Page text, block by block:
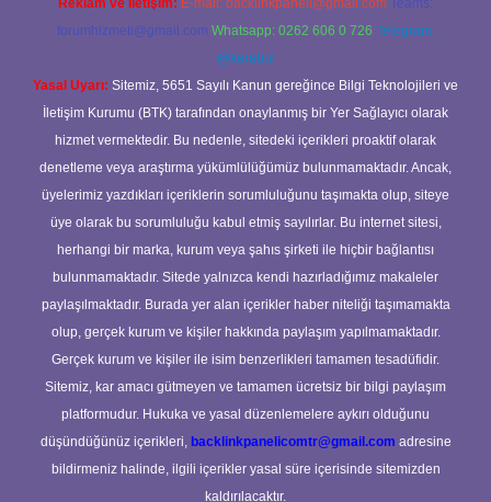
Reklam ve İletişim: E-mail: backlinkpaneli@gmail.com Teams:
forumhizmeti@gmail.com Whatsapp: 0262 606 0 726 Telegram:
@karabul
Yasal Uyarı: Sitemiz, 5651 Sayılı Kanun gereğince Bilgi Teknolojileri ve
İletişim Kurumu (BTK) tarafından onaylanmış bir Yer Sağlayıcı olarak
hizmet vermektedir. Bu nedenle, sitedeki içerikleri proaktif olarak
denetleme veya araştırma yükümlülüğümüz bulunmamaktadır. Ancak,
üyelerimiz yazdıkları içeriklerin sorumluluğunu taşımakta olup, siteye
üye olarak bu sorumluluğu kabul etmiş sayılırlar. Bu internet sitesi,
herhangi bir marka, kurum veya şahıs şirketi ile hiçbir bağlantısı
bulunmamaktadır. Sitede yalnızca kendi hazırladığımız makaleler
paylaşılmaktadır. Burada yer alan içerikler haber niteliği taşımamakta
olup, gerçek kurum ve kişiler hakkında paylaşım yapılmamaktadır.
Gerçek kurum ve kişiler ile isim benzerlikleri tamamen tesadüfidir.
Sitemiz, kar amacı gütmeyen ve tamamen ücretsiz bir bilgi paylaşım
platformudur. Hukuka ve yasal düzenlemelere aykırı olduğunu
düşündüğünüz içerikleri, backlinkpanelicomtr@gmail.com adresine
bildirmeniz halinde, ilgili içerikler yasal süre içerisinde sitemizden
kaldırılacaktır.